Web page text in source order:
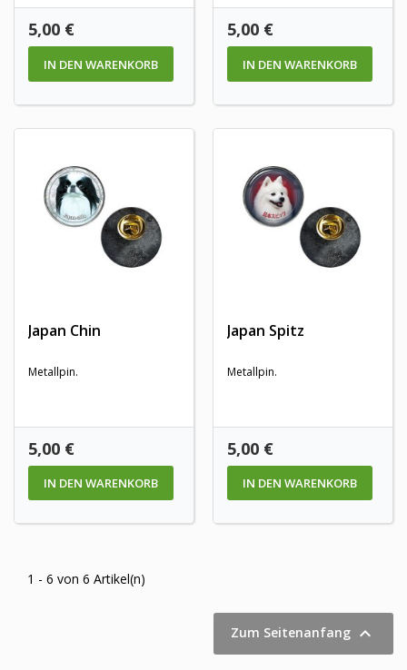
Preis
5,00 €
IN DEN WARENKORB
Preis
5,00 €
IN DEN WARENKORB
Japan Chin
Metallpin.
Preis
5,00 €
IN DEN WARENKORB
Japan Spitz
Metallpin.
Preis
5,00 €
IN DEN WARENKORB
1 - 6 von 6 Artikel(n)
Zum Seitenanfang 